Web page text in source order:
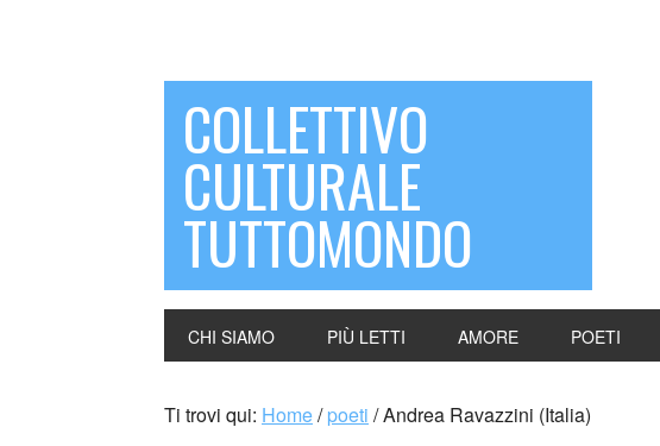
COLLETTIVO
CULTURALE
TUTTOMONDO
CHI SIAMO PIÙ LETTI AMORE POETI
Ti trovi qui: Home/ poeti /Andrea Ravazzini (Italia)